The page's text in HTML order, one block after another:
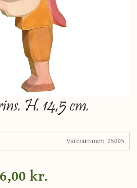
H. 14,5 cm.
Varenummer: 25005
kr.